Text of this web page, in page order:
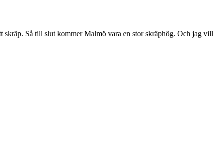
skräp. Så till slut kommer Malmö vara en stor skräphög. Och jag vill